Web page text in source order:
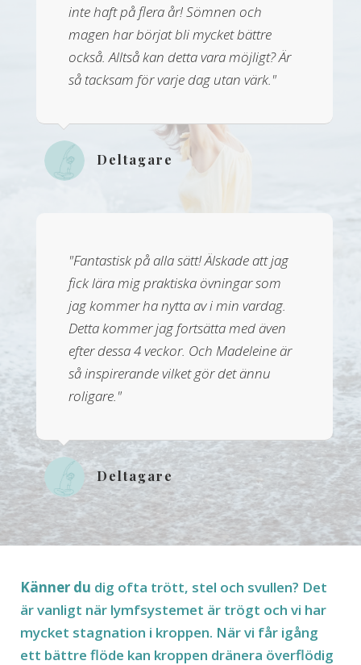
inte haft på flera år! Sömnen och
magen har börjat bli mycket bättre
också. Alltså kan detta vara möjligt? Är
så tacksam för varje dag utan värk."
Deltagare
"Fantastisk på alla sätt! Älskade att jag
fick lära mig praktiska övningar som
jag kommer ha nytta av i min vardag.
Detta kommer jag fortsätta med även
efter dessa 4 veckor. Och Madeleine är
så inspirerande vilket gör det ännu
roligare."
Deltagare
Känner du dig ofta trött, stel och svullen? Det
är vanligt när lymfsystemet är trögt och vi har
mycket stagnation i kroppen. När vi får igång
ett bättre flöde kan kroppen dränera överflödig